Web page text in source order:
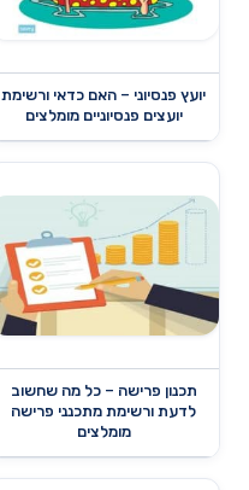
יועץ פנסיוני – האם כדאי ורשימת
יועצים פנסיוניים מומלצים
תכנון פרישה – כל מה שחשוב
לדעת ורשימת מתכנני פרישה
מומלצים